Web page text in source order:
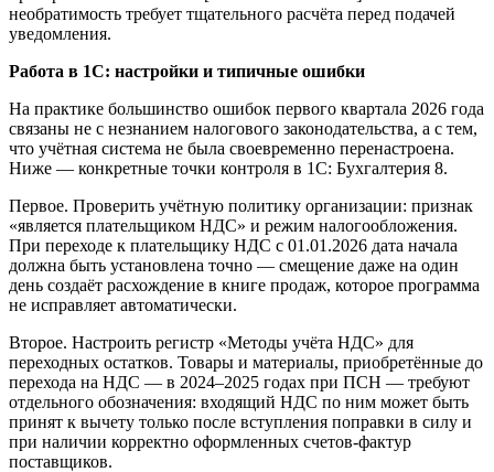
необратимость требует тщательного расчёта перед подачей
уведомления.
Работа в 1С: настройки и типичные ошибки
На практике большинство ошибок первого квартала 2026 года
связаны не с незнанием налогового законодательства, а с тем,
что учётная система не была своевременно перенастроена.
Ниже — конкретные точки контроля в 1С: Бухгалтерия 8.
Первое. Проверить учётную политику организации: признак
«является плательщиком НДС» и режим налогообложения.
При переходе к плательщику НДС с 01.01.2026 дата начала
должна быть установлена точно — смещение даже на один
день создаёт расхождение в книге продаж, которое программа
не исправляет автоматически.
Второе. Настроить регистр «Методы учёта НДС» для
переходных остатков. Товары и материалы, приобретённые до
перехода на НДС — в 2024–2025 годах при ПСН — требуют
отдельного обозначения: входящий НДС по ним может быть
принят к вычету только после вступления поправки в силу и
при наличии корректно оформленных счетов-фактур
поставщиков.